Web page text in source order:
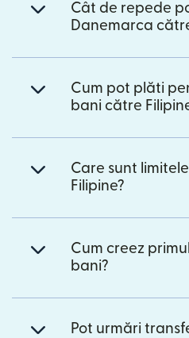
Cât de repede
Danemarca
Cum pot plăti
bani către
Care sunt
Filipine?
Cum creez
bani?
Pot urmări